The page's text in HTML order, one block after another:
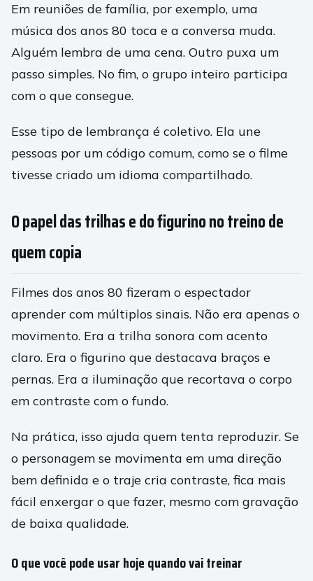
Em reuniões de família, por exemplo, uma
música dos anos 80 toca e a conversa muda.
Alguém lembra de uma cena. Outro puxa um
passo simples. No fim, o grupo inteiro participa
com o que consegue.
Esse tipo de lembrança é coletivo. Ela une
pessoas por um código comum, como se o filme
tivesse criado um idioma compartilhado.
O papel das trilhas e do figurino no treino de
quem copia
Filmes dos anos 80 fizeram o espectador
aprender com múltiplos sinais. Não era apenas o
movimento. Era a trilha sonora com acento
claro. Era o figurino que destacava braços e
pernas. Era a iluminação que recortava o corpo
em contraste com o fundo.
Na prática, isso ajuda quem tenta reproduzir. Se
o personagem se movimenta em uma direção
bem definida e o traje cria contraste, fica mais
fácil enxergar o que fazer, mesmo com gravação
de baixa qualidade.
O que você pode usar hoje quando vai treinar